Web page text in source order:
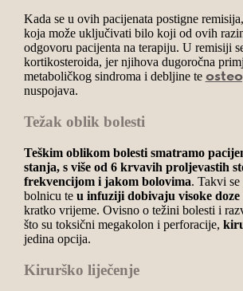
Kada se u ovih pacijenata postigne
koja može uključivati bilo koji od ovih
odgovoru pacijenta na terapiju. U remisiji
kortikosteroida, jer njihova dugoročna
metaboličkog sindroma i debljine te
nuspojava.
Težak oblik bolesti
Teškim oblikom bolesti smatramo
stanja, s više od 6 krvavih proljevastih
frekvencijom i jakom bolovima. Takvi
bolnicu te u infuziji dobivaju visoke
kratko vrijeme. Ovisno o težini bolesti i
što su toksični megakolon i perforacije,
jedina opcija.
Kirurško liječenje